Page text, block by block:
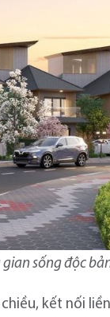
sống độc
kết nối